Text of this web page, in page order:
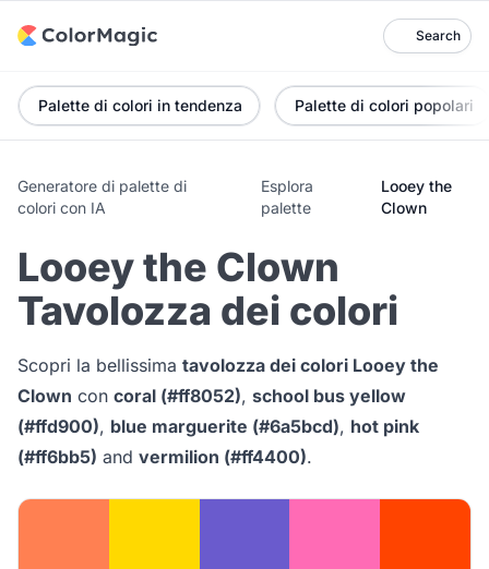
Search
Palette di colori in tendenza Palette di colori popolari
Generatore di palette di
colori con IA
Esplora
palette
Looey the
Clown
Looey the Clown
Tavolozza dei colori
Scopri la bellissima tavolozza dei colori Looey the
Clown con coral (#ff8052), school bus yellow
(#ffd900), blue marguerite (#6a5bcd), hot pink
(#ff6bb5) and vermilion (#ff4400).